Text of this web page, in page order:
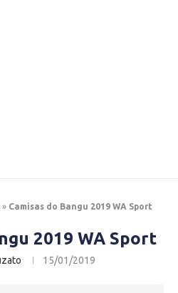
» Camisas do Bangu 2019 WA Sport
2019 WA Sport
15/01/2019